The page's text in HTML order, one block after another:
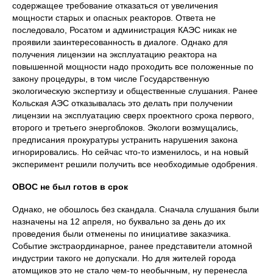
содержащее требование отказаться от увеличения
мощности старых и опасных реакторов. Ответа не
последовало, Росатом и администрация КАЭС никак не
проявили заинтересованность в диалоге. Однако для
получения лицензии на эксплуатацию реактора на
повышенной мощности надо проходить все положенные по
закону процедуры, в том числе Государственную
экологическую экспертизу и общественные слушания. Ранее
Кольская АЭС отказывалась это делать при получении
лицензии на эксплуатацию сверх проектного срока первого,
второго и третьего энергоблоков. Экологи возмущались,
предписания прокуратуры устранить нарушения закона
игнорировались. Но сейчас что-то изменилось, и на новый
эксперимент решили получить все необходимые одобрения.
ОВОС не был готов в срок
Однако, не обошлось без скандала. Сначала слушания были
назначены на 12 апреля, но буквально за день до их
проведения были отменены по инициативе заказчика.
Событие экстраординарное, ранее представители атомной
индустрии такого не допускали. Но для жителей города
атомщиков это не стало чем-то необычным, ну перенесла